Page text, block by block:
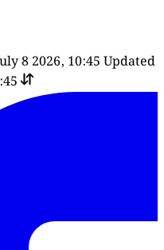
8 2026, 10:45 Updated